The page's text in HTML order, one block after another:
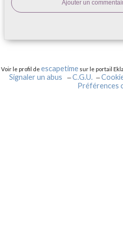
Ajouter un
Voir le profil deescapetime sur le portail
Signaler un abus
C.G.U.
Préférences